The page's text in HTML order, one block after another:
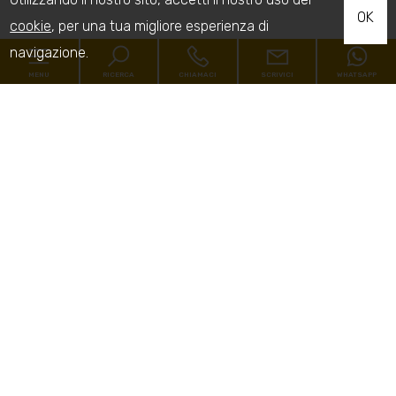
MENU RICERCA CHIAMACI SCRIVICI WHATSAPP
cookie, per una tua migliore esperienza di
navigazione.
OK